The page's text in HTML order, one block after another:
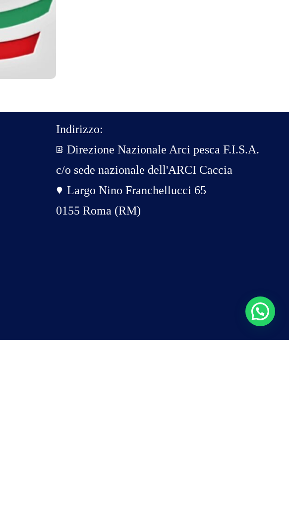
Indirizzo:
Direzione Nazionale Arci pesca F.I.S.A.
c/o sede nazionale dell'ARCI Caccia
Largo Nino Franchellucci 65
0155 Roma (RM)